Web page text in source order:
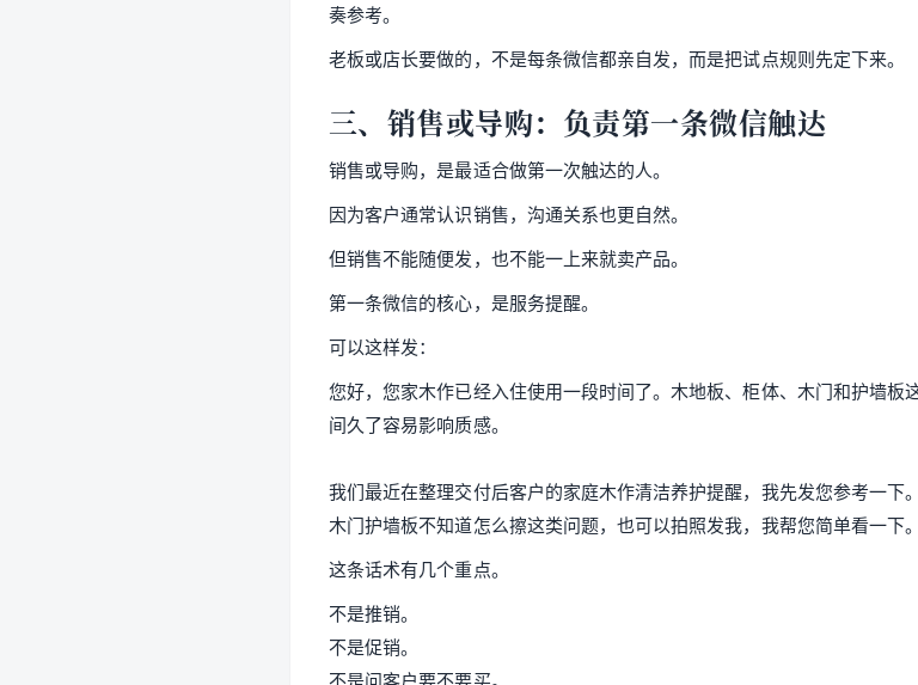
奏参考。
老板或店长要做的，不是每条微信都亲自发，而是把试点规则先定下来。
三、销售或导购：负责第一条微信触达
销售或导购，是最适合做第一次触达的人。
因为客户通常认识销售，沟通关系也更自然。
但销售不能随便发，也不能一上来就卖产品。
第一条微信的核心，是服务提醒。
可以这样发：
您好，您家木作已经入住使用一段时间了。木地板、柜体、木门和护墙板
间久了容易影响质感。
我们最近在整理交付后客户的家庭木作清洁养护提醒，我先发您参考一下
木门护墙板不知道怎么擦这类问题，也可以拍照发我，我帮您简单看一下。
这条话术有几个重点。
不是推销。
不是促销。
不是问客户要不要买。